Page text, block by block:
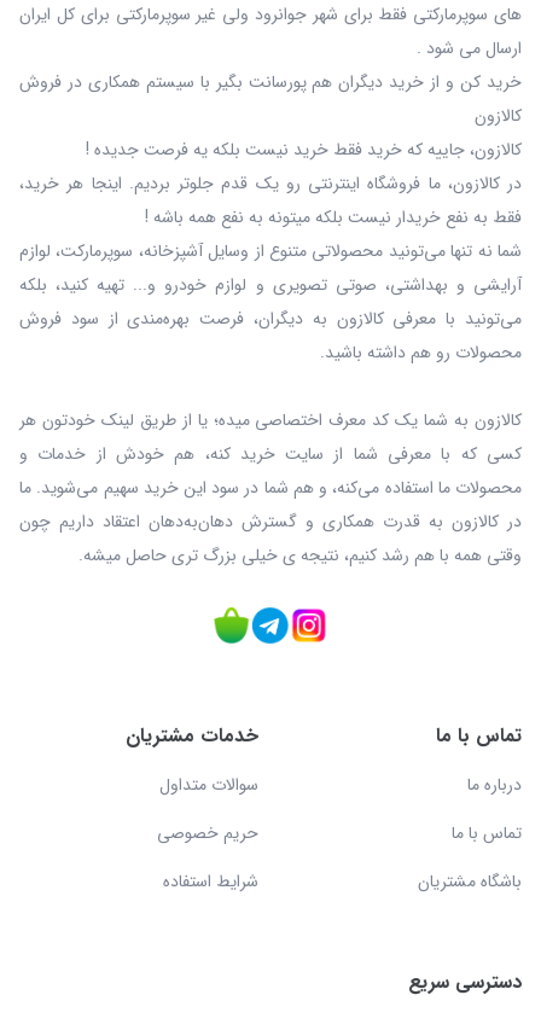
های سوپرمارکتی فقط برای شهر جوانرود ولی غیر سوپرمارکتی برای کل ایران
ارسال می شود .
خرید کن و از خرید دیگران هم پورسانت بگیر با سیستم همکاری در فروش
کالازون
کالازون، جاییه که خرید فقط خرید نیست بلکه یه فرصت جدیده !
در کالازون، ما فروشگاه اینترنتی رو یک قدم جلوتر بردیم. اینجا هر خرید،
فقط به نفع خریدار نیست بلکه میتونه به نفع همه باشه !
شما نه‌ تنها می‌تونید محصولاتی متنوع از وسایل آشپزخانه، سوپرمارکت، لوازم
آرایشی و بهداشتی، صوتی تصویری و لوازم خودرو و... تهیه کنید، بلکه
می‌تونید با معرفی کالازون به دیگران، فرصت بهره‌مندی از سود فروش
محصولات رو هم داشته باشید.
کالازون به شما یک کد معرف اختصاصی میده؛ یا از طریق لینک خودتون هر
کسی که با معرفی شما از سایت خرید کنه، هم خودش از خدمات و
محصولات ما استفاده می‌کنه، و هم شما در سود این خرید سهیم می‌شوید. ما
در کالازون به قدرت همکاری و گسترش دهان‌به‌دهان اعتقاد داریم چون
وقتی همه با هم رشد کنیم، نتیجه ی خیلی بزرگ‌ تری حاصل میشه.
تماس با ما
درباره ما
تماس با ما
باشگاه مشتریان
خدمات مشتریان
سوالات متداول
حریم خصوصی
شرایط استفاده
دسترسی سریع